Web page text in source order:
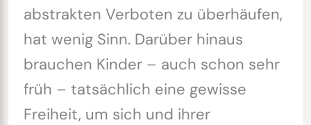
abstrakten Verboten zu überhäufen,
hat wenig Sinn. Darüber hinaus
brauchen Kinder – auch schon sehr
früh – tatsächlich eine gewisse
Freiheit, um sich und ihrer